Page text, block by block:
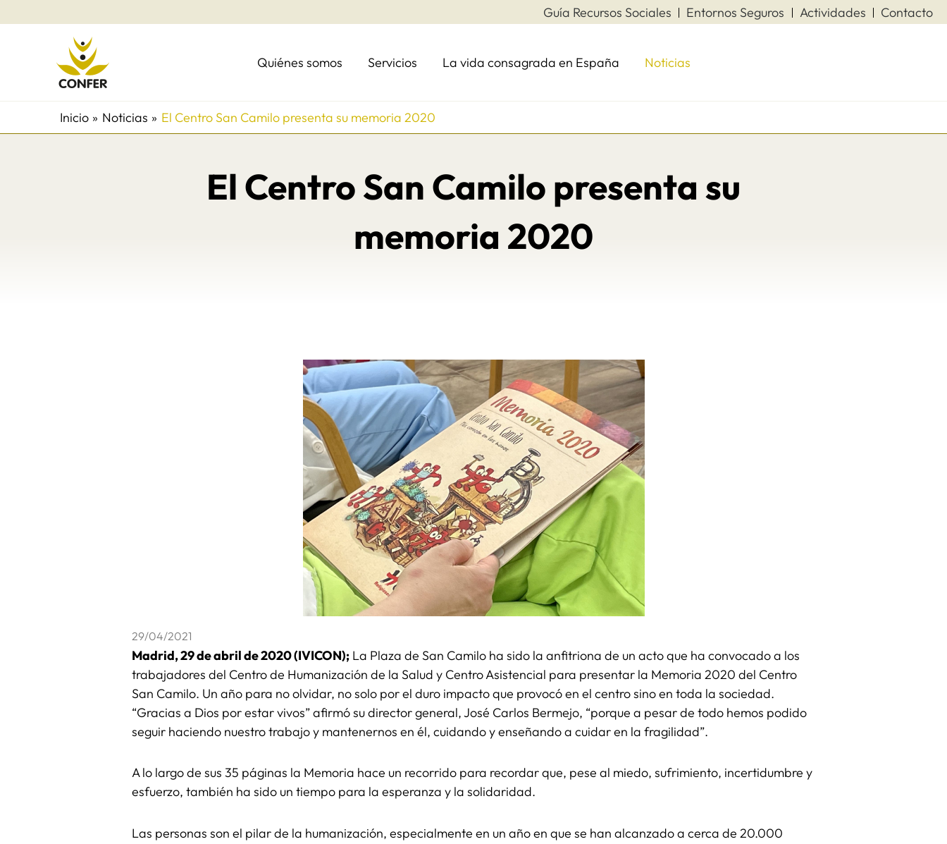
al
Guía Recursos Sociales Entornos Seguros Actividades Contacto
Quiénes somos Servicios La vida consagrada en España Noticias
Inicio Noticias El Centro San Camilo presenta su memoria 2020
El Centro San Camilo presenta su
memoria 2020
29/04/2021
Madrid, 29 de abril de 2020 (IVICON); La Plaza de San Camilo ha sido la anfitriona de un acto que ha convocado a los
trabajadores del Centro de Humanización de la Salud y Centro Asistencial para presentar la Memoria 2020 del Centro
San Camilo. Un año para no olvidar, no solo por el duro impacto que provocó en el centro sino en toda la sociedad.
“Gracias a Dios por estar vivos” afirmó su director general, José Carlos Bermejo, “porque a pesar de todo hemos podido
seguir haciendo nuestro trabajo y mantenernos en él, cuidando y enseñando a cuidar en la fragilidad”.
A lo largo de sus 35 páginas la Memoria hace un recorrido para recordar que, pese al miedo, sufrimiento, incertidumbre y
esfuerzo, también ha sido un tiempo para la esperanza y la solidaridad.
Las personas son el pilar de la humanización, especialmente en un año en que se han alcanzado a cerca de 20.000